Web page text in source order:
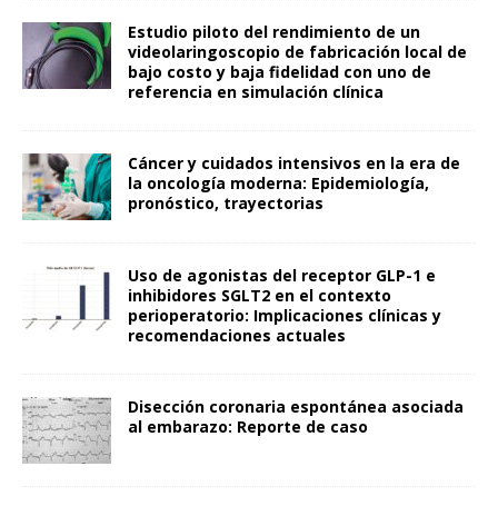
Estudio piloto del rendimiento de un
videolaringoscopio de fabricación local de
bajo costo y baja fidelidad con uno de
referencia en simulación clínica
Cáncer y cuidados intensivos en la era de
la oncología moderna: Epidemiología,
pronóstico, trayectorias
Uso de agonistas del receptor GLP-1 e
inhibidores SGLT2 en el contexto
perioperatorio: Implicaciones clínicas y
recomendaciones actuales
Disección coronaria espontánea asociada
al embarazo: Reporte de caso